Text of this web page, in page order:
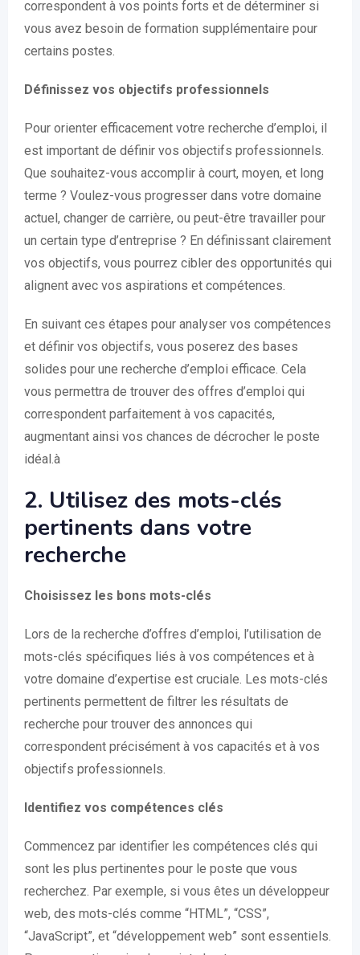
correspondent à vos points forts et de déterminer si
vous avez besoin de formation supplémentaire pour
certains postes.
Définissez vos objectifs professionnels
Pour orienter efficacement votre recherche d’emploi, il
est important de définir vos objectifs professionnels.
Que souhaitez-vous accomplir à court, moyen, et long
terme ? Voulez-vous progresser dans votre domaine
actuel, changer de carrière, ou peut-être travailler pour
un certain type d’entreprise ? En définissant clairement
vos objectifs, vous pourrez cibler des opportunités qui
alignent avec vos aspirations et compétences.
En suivant ces étapes pour analyser vos compétences
et définir vos objectifs, vous poserez des bases
solides pour une recherche d’emploi efficace. Cela
vous permettra de trouver des offres d’emploi qui
correspondent parfaitement à vos capacités,
augmentant ainsi vos chances de décrocher le poste
idéal.à
2. Utilisez des mots-clés
pertinents dans votre
recherche
Choisissez les bons mots-clés
Lors de la recherche d’offres d’emploi, l’utilisation de
mots-clés spécifiques liés à vos compétences et à
votre domaine d’expertise est cruciale. Les mots-clés
pertinents permettent de filtrer les résultats de
recherche pour trouver des annonces qui
correspondent précisément à vos capacités et à vos
objectifs professionnels.
Identifiez vos compétences clés
Commencez par identifier les compétences clés qui
sont les plus pertinentes pour le poste que vous
recherchez. Par exemple, si vous êtes un développeur
web, des mots-clés comme “HTML”, “CSS”,
“JavaScript”, et “développement web” sont essentiels.